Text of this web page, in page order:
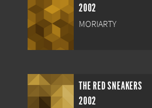
2002
MORIARTY
THE RED SNEAKERS
2002